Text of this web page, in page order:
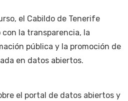
el Cabildo de Tenerife
la transparencia, la
pública y la promoción de
en datos abiertos.
el portal de datos abiertos y